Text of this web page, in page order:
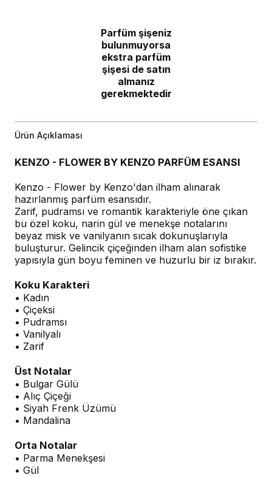
Parfüm şişeniz
bulunmuyorsa
ekstra parfüm
şişesi de satın
almanız
gerekmektedir
Ürün Açıklaması
KENZO - FLOWER BY KENZO PARFÜM ESANSI
Kenzo - Flower by Kenzo'dan ilham alınarak
hazırlanmış parfüm esansıdır.
Zarif, pudramsı ve romantik karakteriyle öne çıkan
bu özel koku, narin gül ve menekşe notalarını
beyaz misk ve vanilyanın sıcak dokunuşlarıyla
buluşturur. Gelincik çiçeğinden ilham alan sofistike
yapısıyla gün boyu feminen ve huzurlu bir iz bırakır.
Koku Karakteri
• Kadın
• Çiçeksi
• Pudramsı
• Vanilyalı
• Zarif
Üst Notalar
• Bulgar Gülü
• Alıç Çiçeği
• Siyah Frenk Üzümü
• Mandalina
Orta Notalar
• Parma Menekşesi
• Gül